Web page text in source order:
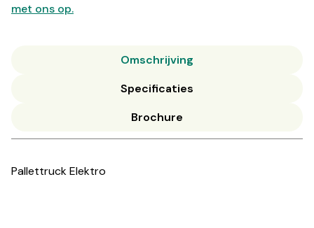
met ons op.
Omschrijving
Specificaties
Brochure
Pallettruck Elektro